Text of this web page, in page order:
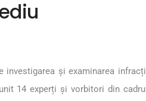
și examinarea
14 experți și vorbitori din